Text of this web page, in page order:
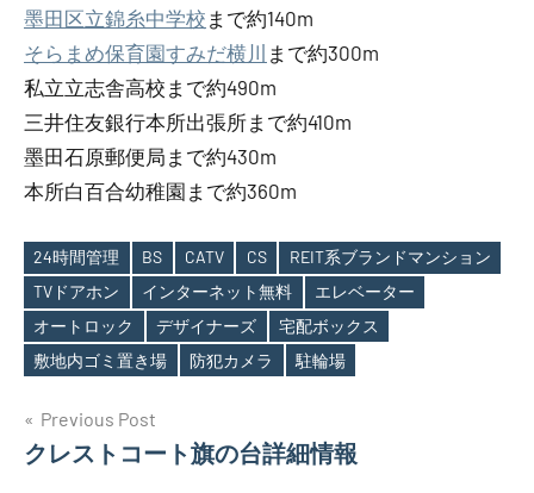
墨田区立錦糸中学校 まで約140m
そらまめ保育園すみだ横川 まで約300m
私立立志舎高校まで約490m
三井住友銀行本所出張所まで約410m
墨田石原郵便局まで約430m
本所白百合幼稚園まで約360m
Tags
24時間管理 BS CATV CS
REIT系ブランドマンション
TVドアホン
インターネット無料
エレベーター
オートロック
デザイナーズ
宅配ボックス
敷地内ゴミ置き場
防犯カメラ 駐輪場
投
稿
Previous Post
クレストコート旗の台詳細情報